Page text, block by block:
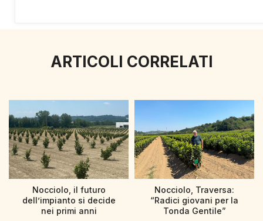
ARTICOLI CORRELATI
Nocciolo, il futuro
dell’impianto si decide
nei primi anni
Nocciolo, Traversa:
“Radici giovani per la
Tonda Gentile”